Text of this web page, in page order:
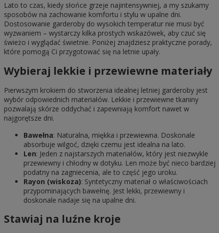
Lato to czas, kiedy słońce grzeje najintensywniej, a my szukamy
sposobów na zachowanie komfortu i stylu w upalne dni.
Dostosowanie garderoby do wysokich temperatur nie musi być
wyzwaniem – wystarczy kilka prostych wskazówek, aby czuć się
świeżo i wyglądać świetnie. Poniżej znajdziesz praktyczne porady,
które pomogą Ci przygotować się na letnie upały.
Wybieraj lekkie i przewiewne materiały
Pierwszym krokiem do stworzenia idealnej letniej garderoby jest
wybór odpowiednich materiałów. Lekkie i przewiewne tkaniny
pozwalają skórze oddychać i zapewniają komfort nawet w
najgorętsze dni.
Bawełna: Naturalna, miękka i przewiewna. Doskonale
absorbuje wilgoć, dzięki czemu jest idealna na lato.
Len: Jeden z najstarszych materiałów, który jest niezwykle
przewiewny i chłodny w dotyku. Len może być nieco bardziej
podatny na zagniecenia, ale to część jego uroku.
Rayon (wiskoza): Syntetyczny materiał o właściwościach
przypominających bawełnę. Jest lekki, przewiewny i
doskonale nadaje się na upalne dni.
Stawiaj na luźne kroje